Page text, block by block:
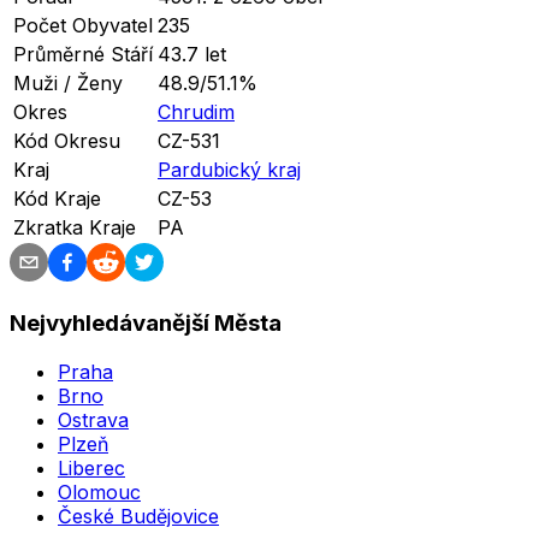
Počet Obyvatel 235
Průměrné Stáří 43.7 let
Muži / Ženy
48.9/51.1%
Okres
Chrudim
Kód Okresu
CZ-531
Kraj
Pardubický kraj
Kód Kraje
CZ-53
Zkratka Kraje
PA
Nejvyhledávanější Města
Praha
Brno
Ostrava
Plzeň
Liberec
Olomouc
České Budějovice